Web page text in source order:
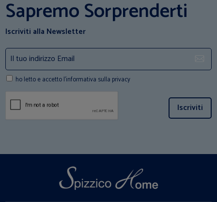
Sapremo Sorprenderti
Iscriviti alla Newsletter
ho letto e accetto l'informativa sulla privacy
Iscriviti